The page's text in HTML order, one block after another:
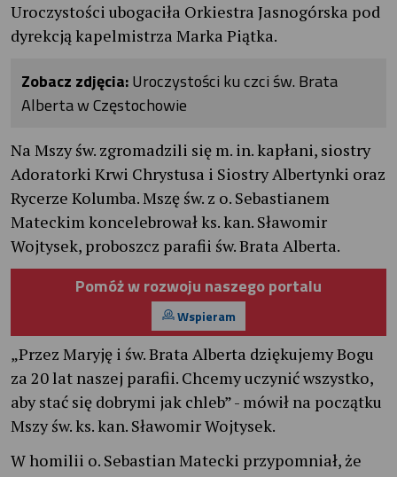
Uroczystości ubogaciła Orkiestra Jasnogórska pod
dyrekcją kapelmistrza Marka Piątka.
Zobacz zdjęcia:Uroczystości ku czci św. Brata
Alberta w Częstochowie
Na Mszy św. zgromadzili się m. in. kapłani, siostry
Adoratorki Krwi Chrystusa i Siostry Albertynki oraz
Rycerze Kolumba. Mszę św. z o. Sebastianem
Mateckim koncelebrował ks. kan. Sławomir
Wojtysek, proboszcz parafii św. Brata Alberta.
Pomóż w rozwoju naszego portalu
Wspieram
„Przez Maryję i św. Brata Alberta dziękujemy Bogu
za 20 lat naszej parafii. Chcemy uczynić wszystko,
aby stać się dobrymi jak chleb” - mówił na początku
Mszy św. ks. kan. Sławomir Wojtysek.
W homilii o. Sebastian Matecki przypomniał, że